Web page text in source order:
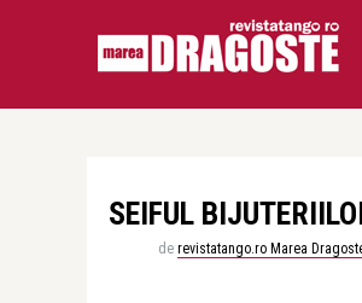
SEIFUL
de revistatango.ro Marea